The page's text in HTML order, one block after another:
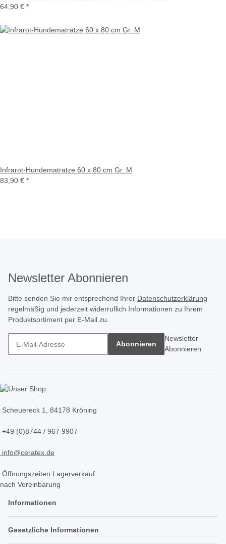
64,90 € *
Infrarot-Hundematratze 60 x 80 cm Gr. M
83,90 € *
Newsletter Abonnieren
Bitte senden Sie mir entsprechend Ihrer Datenschutzerklärung
regelmäßig und jederzeit widerruflich Informationen zu Ihrem
Produktsortiment per E-Mail zu.
Abonnieren
Newsletter
Abonnieren
Scheuereck 1, 84178 Kröning
+49 (0)8744 / 967 9907
info@ceratex.de
Öffnungszeiten Lagerverkauf
nach Vereinbarung
Informationen
Gesetzliche Informationen